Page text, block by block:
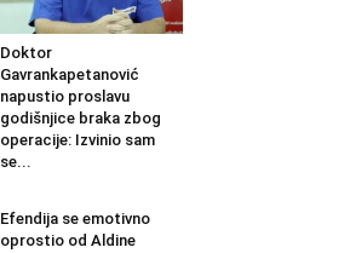
Doktor
Gavrankapetanović
napustio proslavu
godišnjice braka zbog
operacije: Izvinio sam
se...
Efendija se emotivno
oprostio od Aldine